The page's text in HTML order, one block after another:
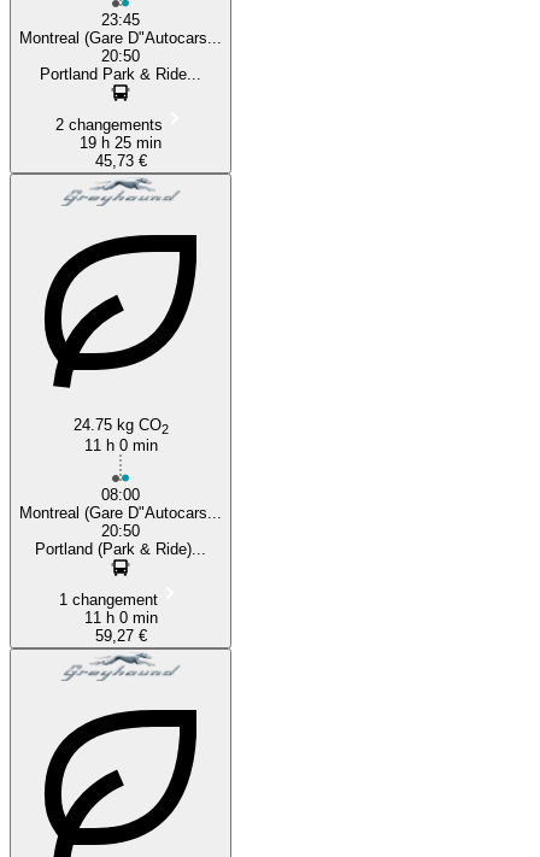
23:45
Montreal (Gare D"Autocars...
20:50
Portland Park & Ride...
2 changements
19 h 25 min
45,73 €
24.75 kg CO2
11 h 0 min
08:00
Montreal (Gare D"Autocars...
20:50
Portland (Park & Ride)...
1 changement
11 h 0 min
59,27 €